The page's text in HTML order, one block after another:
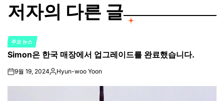
저자의 다른 글
POSTED
IN
주요 뉴스
Simon은 한국 매장에서 업그레이드를 완료했습니다.
on9월 19, 2024Posted
Hyun-woo Yoon